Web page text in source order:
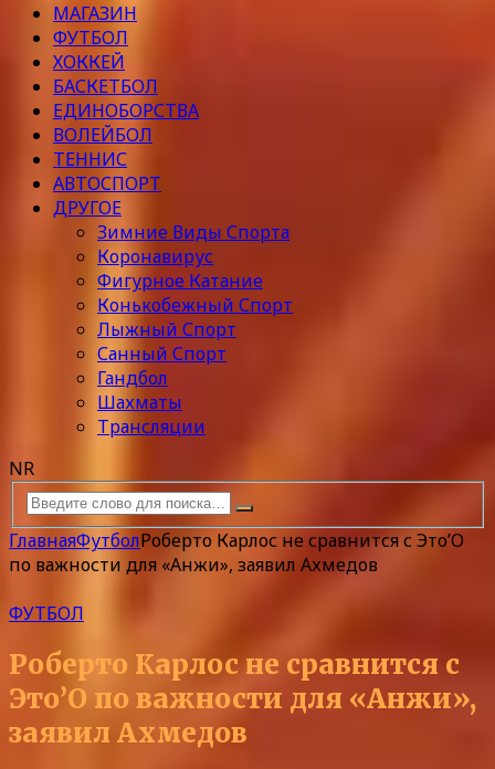
МАГАЗИН
ФУТБОЛ
ХОККЕЙ
БАСКЕТБОЛ
ЕДИНОБОРСТВА
ВОЛЕЙБОЛ
ТЕННИС
АВТОСПОРТ
ДРУГОЕ
Зимние Виды Спорта
Коронавирус
Фигурное Катание
Конькобежный Спорт
Лыжный Спорт
Санный Спорт
Гандбол
Шахматы
Трансляции
NR
ГлавнаяФутболРоберто Карлос не сравнится с Это’О
по важности для «Анжи», заявил Ахмедов
ФУТБОЛ
Роберто Карлос не сравнится с
Это’О по важности для «Анжи»,
заявил Ахмедов